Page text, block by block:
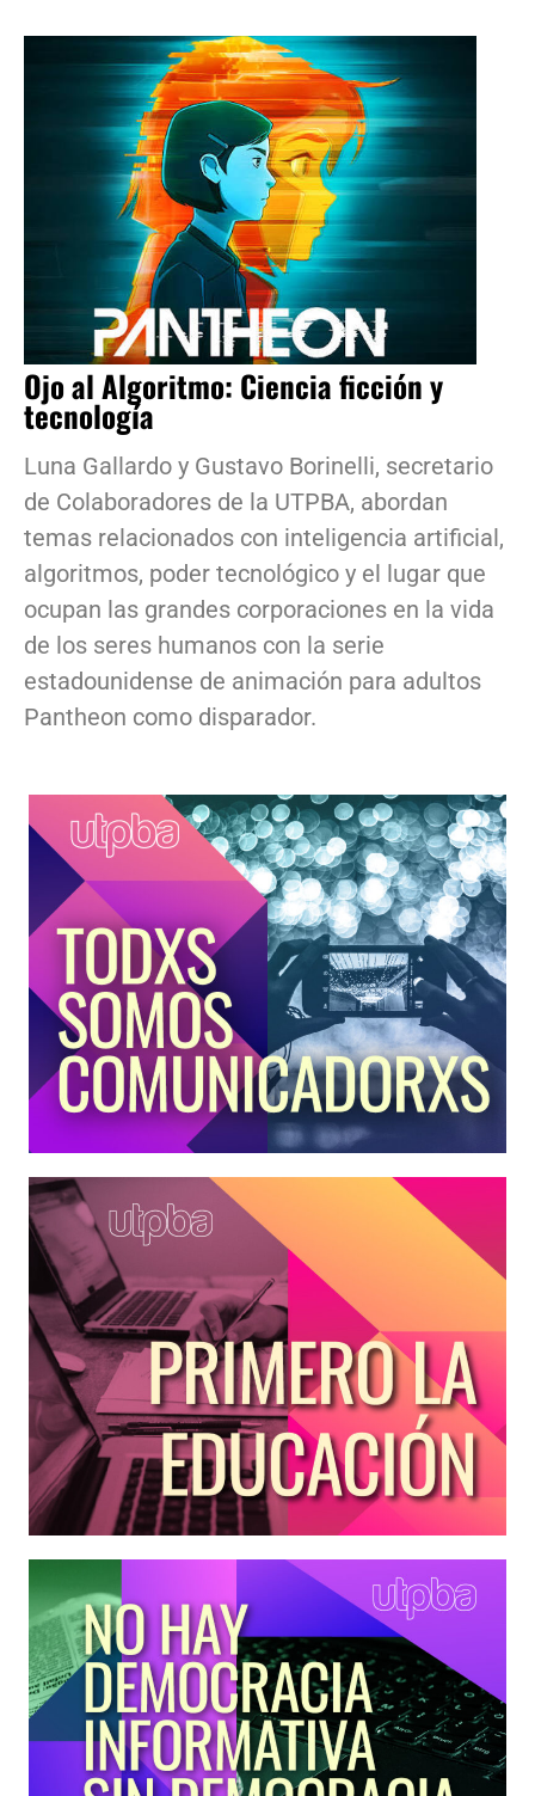
Ojo al Algoritmo: Ciencia ficción y
tecnología
Luna Gallardo y Gustavo Borinelli, secretario
de Colaboradores de la UTPBA, abordan
temas relacionados con inteligencia artificial,
algoritmos, poder tecnológico y el lugar que
ocupan las grandes corporaciones en la vida
de los seres humanos con la serie
estadounidense de animación para adultos
Pantheon como disparador.